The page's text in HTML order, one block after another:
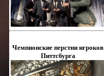
Чемпионские перстни игроков
Питтсбурга